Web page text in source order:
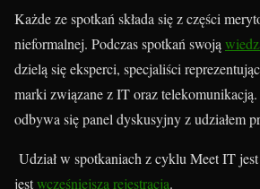
Każde ze spotkań składa się z części
nieformalnej. Podczas spotkań swoją
dzielą się eksperci, specjaliści
marki związane z IT oraz
odbywa się panel dyskusyjny z udziałem
Udział w spotkaniach z cyklu Meet IT jest
jestwcześniejsza rejestracja.